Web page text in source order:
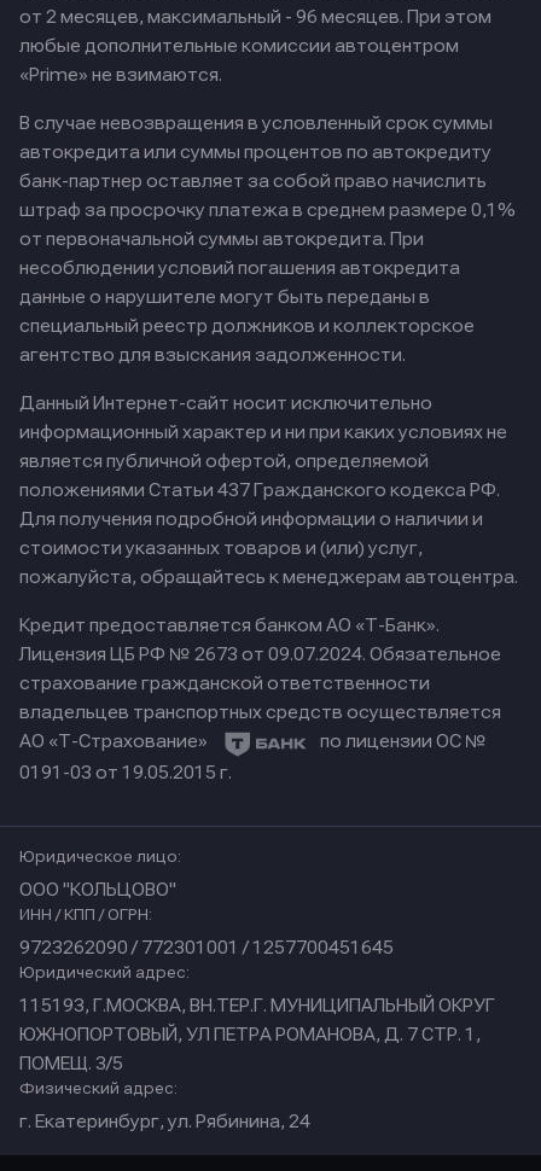
от 2 месяцев, максимальный - 96 месяцев. При этом
любые дополнительные комиссии автоцентром
«Prime» не взимаются.
В случае невозвращения в условленный срок суммы
автокредита или суммы процентов по автокредиту
банк-партнер оставляет за собой право начислить
штраф за просрочку платежа в среднем размере 0,1%
от первоначальной суммы автокредита. При
несоблюдении условий погашения автокредита
данные о нарушителе могут быть переданы в
специальный реестр должников и коллекторское
агентство для взыскания задолженности.
Данный Интернет-сайт носит исключительно
информационный характер и ни при каких условиях не
является публичной офертой, определяемой
положениями Статьи 437 Гражданского кодекса РФ.
Для получения подробной информации о наличии и
стоимости указанных товаров и (или) услуг,
пожалуйста, обращайтесь к менеджерам автоцентра.
Кредит предоставляется банком АО «Т-Банк».
Лицензия ЦБ РФ № 2673 от 09.07.2024. Обязательное
страхование гражданской ответственности
владельцев транспортных средств осуществляется
АО «Т-Страхование»
по лицензии ОС №
0191-03 от 19.05.2015 г.
Юридическое лицо:
ООО "КОЛЬЦОВО"
ИНН / КПП / ОГРН:
9723262090 / 772301001 / 1257700451645
Юридический адрес:
115193, Г.МОСКВА, ВН.ТЕР.Г. МУНИЦИПАЛЬНЫЙ ОКРУГ
ЮЖНОПОРТОВЫЙ, УЛ ПЕТРА РОМАНОВА, Д. 7 СТР. 1,
ПОМЕЩ. 3/5
Физический адрес:
г. Екатеринбург, ул. Рябинина, 24